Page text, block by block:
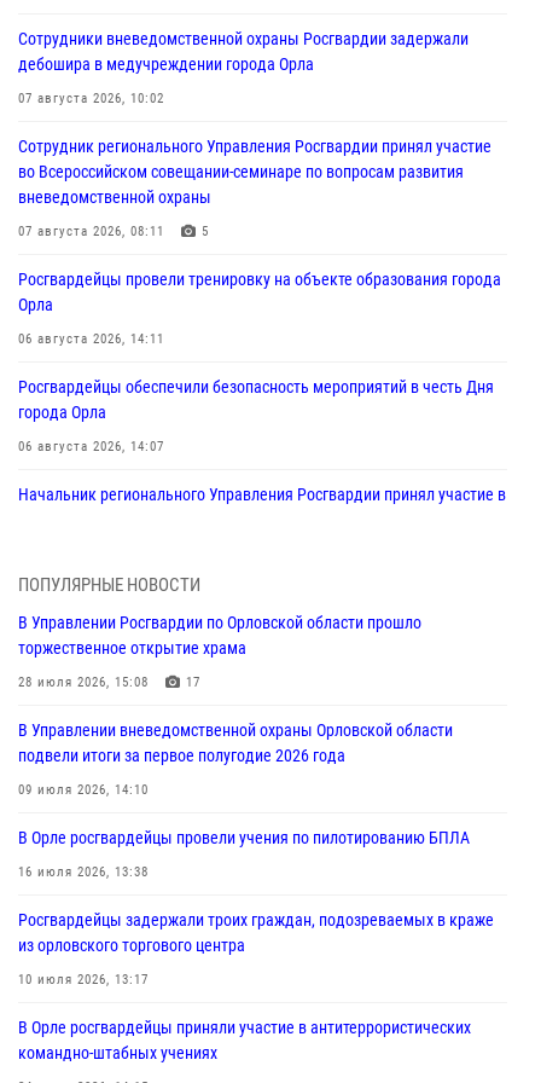
Сотрудники вневедомственной охраны Росгвардии задержали
дебошира в медучреждении города Орла
07 августа 2026, 10:02
Сотрудник регионального Управления Росгвардии принял участие
во Всероссийском совещании-семинаре по вопросам развития
вневедомственной охраны
07 августа 2026, 08:11 5
Росгвардейцы провели тренировку на объекте образования города
Орла
06 августа 2026, 14:11
Росгвардейцы обеспечили безопасность мероприятий в честь Дня
города Орла
06 августа 2026, 14:07
Начальник регионального Управления Росгвардии принял участие в
первое полугодие
05 августа 2026, 13:12
совершении противоправных действий
04 августа 2026, 14:21
04 августа 2026, 14:06
предоставлении госуслуг
03 августа 2026, 14:30
ПОПУЛЯРНЫЕ НОВОСТИ
В Управлении Росгвардии по Орловской области прошло
торжественное открытие храма
28 июля 2026, 15:08 17
В Управлении вневедомственной охраны Орловской области
подвели итоги за первое полугодие 2026 года
09 июля 2026, 14:10
В Орле росгвардейцы провели учения по пилотированию БПЛА
16 июля 2026, 13:38
Росгвардейцы задержали троих граждан, подозреваемых в краже
из орловского торгового центра
10 июля 2026, 13:17
В Орле росгвардейцы приняли участие в антитеррористических
командно-штабных учениях